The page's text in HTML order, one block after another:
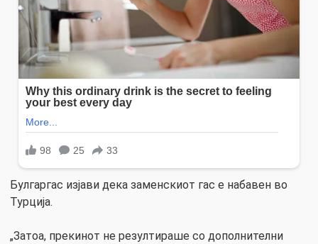
Булгаргас изјави дека заменскиот гас е набавен во
Турција.
„Затоа, прекинот не резултираше со дополнителни